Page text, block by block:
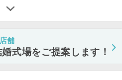
舗
式場をご提案します！